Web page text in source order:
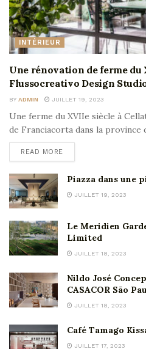
INTÉRIEUR
Une rénovation de ferme du
Flussocreativo Design
BY ADMIN JUILLET 19, 2023
Une ferme du XVIIe siècle à
de Franciacorta dans la province
READ MORE
Piazza dans une
JUILLET 19, 2023
Le Meridien
Limited
JUILLET 18, 2023
Nildo José
CASACOR São
JUILLET 18, 2023
Café Tamago
JUILLET 17, 2023